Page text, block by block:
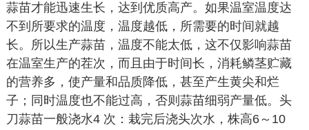
蒜苗才能迅速生长，达到优质高产。如果温室温度达
不到所要求的温度，温度越低，所需要的时间就越
长。所以生产蒜苗，温度不能太低，这不仅影响蒜苗
在温室生产的茬次，而且由于时间长，消耗鳞茎贮藏
的营养多，使产量和品质降低，甚至产生黄尖和烂
子；同时温度也不能过高，否则蒜苗细弱产量低。头
刀蒜苗一般浇水4 次：栽完后浇头次水，株高6～10